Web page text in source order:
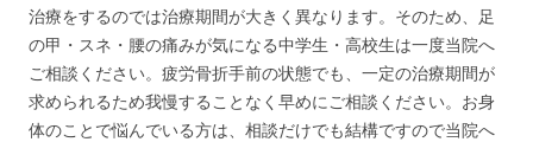
治療をするのでは治療期間が大きく異なります。そのため、足
の甲・スネ・腰の痛みが気になる中学生・高校生は一度当院へ
ご相談ください。疲労骨折手前の状態でも、一定の治療期間が
求められるため我慢することなく早めにご相談ください。お身
体のことで悩んでいる方は、相談だけでも結構ですので当院へ